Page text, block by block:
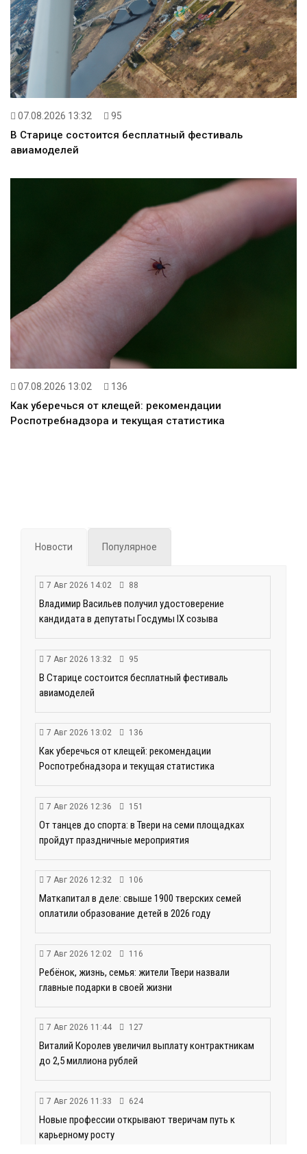
07.08.2026 13:32 95
В Старице состоится бесплатный фестиваль
авиамоделей
07.08.2026 13:02 136
Как уберечься от клещей: рекомендации
Роспотребнадзора и текущая статистика
Новости Популярное
7 Авг 2026 14:02 88
Владимир Васильев получил удостоверение
кандидата в депутаты Госдумы IX созыва
7 Авг 2026 13:32 95
В Старице состоится бесплатный фестиваль
авиамоделей
7 Авг 2026 13:02 136
Как уберечься от клещей: рекомендации
Роспотребнадзора и текущая статистика
7 Авг 2026 12:36 151
От танцев до спорта: в Твери на семи площадках
пройдут праздничные мероприятия
7 Авг 2026 12:32 106
Маткапитал в деле: свыше 1900 тверских семей
оплатили образование детей в 2026 году
7 Авг 2026 12:02 116
Ребёнок, жизнь, семья: жители Твери назвали
главные подарки в своей жизни
7 Авг 2026 11:44 127
Виталий Королев увеличил выплату контрактникам
до 2,5 миллиона рублей
7 Авг 2026 11:33 624
Новые профессии открывают тверичам путь к
карьерному росту